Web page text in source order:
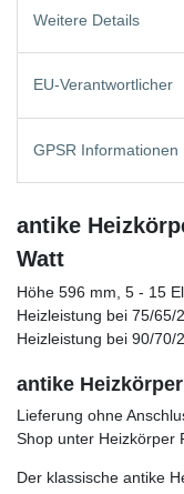
Weitere Details
EU-Verantwortlicher
GPSR Informationen
antike
Watt
Höhe 596 mm, 5 - 15
Heizleistung bei 75/65/
Heizleistung bei 90/70/
antike
Lieferung ohne
Shop unter Heizkörper
Der klassische antike